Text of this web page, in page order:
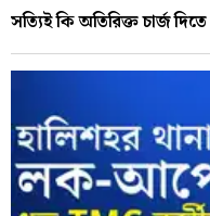
সত্যিই কি অতিরিক্ত চার্জ